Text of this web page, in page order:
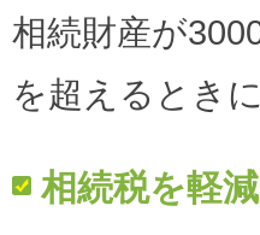
相続財産が
を超えるとき
相続税を軽